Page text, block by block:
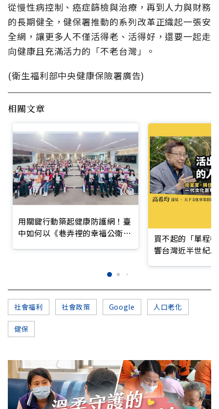
從慢性病控制、癌症篩檢與治療，再到人力與財務
的長期健全，健保署推動的系列改革正織起一張安
全網，讓更多人不僅活得老、活得好，還要一起走
向健康且充滿活力的「不老台灣」。
(衛生福利部中央健康保險署廣告)
相關文章
用關鍵行動築起健康防護網！臺
中如何以《巷弄裡的幸福公衛》
買不起的「單程
響台灣近半世紀
社會福利 社會政策 Google 人口老化
健保